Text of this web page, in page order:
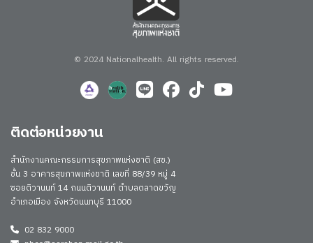
© 2024 Nationalhealth. All rights reserved.
ติดต่อหน่วยงาน
สำนักงานคณะกรรมการสุขภาพแห่งชาติ (สช.)
ชั้น 3 อาคารสุขภาพแห่งชาติ เลขที่ 88/39 หมู่ 4
ซอยติวานนท์ 14 ถนนติวานนท์ ตำบลตลาดขวัญ
อำเภอเมือง จังหวัดนนทบุรี 11000
02 832 9000